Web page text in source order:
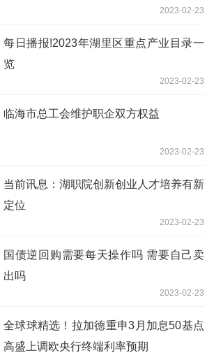
2023-02-23
每日播报!2023年湖里区重点产业目录一
览
2023-02-23
临海市总工会维护职企双方权益
2023-02-23
当前讯息：湖职院创新创业人才培养有新
定位
2023-02-23
国债逆回购需要每天操作吗 需要自己卖
出吗
2023-02-23
全球球精选！拉加德重申3月加息50基点
高盛上调欧央行终端利率预期